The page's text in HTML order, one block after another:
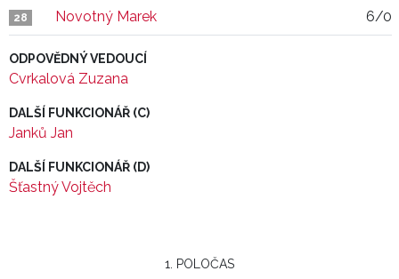
28 Novotný Marek 6/0
ODPOVĚDNÝ VEDOUCÍ
Cvrkalová Zuzana
DALŠÍ FUNKCIONÁŘ (C)
Janků Jan
DALŠÍ FUNKCIONÁŘ (D)
Šťastný Vojtěch
1. POLOČAS